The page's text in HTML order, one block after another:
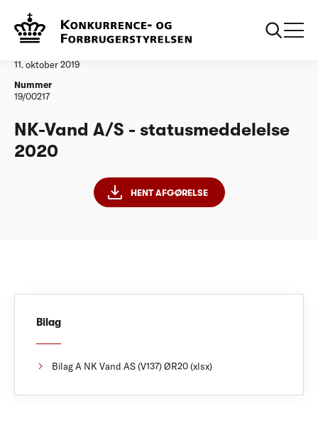
Vandtilsyn
11. oktober 2019
Nummer
19/00217
NK-Vand A/S - statusmeddelelse
2020
HENT AFGØRELSE
Bilag
Bilag A NK Vand AS (V137) ØR20 (xlsx)